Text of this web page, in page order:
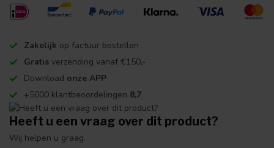
Zakelijk op factuur bestellen
Gratis verzending vanaf €150,-
Download onze APP
+5000 klantbeoordelingen 8,7
Heeft u een vraag over dit product?
Wij helpen u graag.